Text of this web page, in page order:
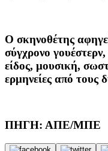
Ο σκηνοθέτης
σύγχρονο
είδος, μουσική,
ερμηνείες από τους
ΠΗΓΗ: ΑΠΕ/ΜΠΕ